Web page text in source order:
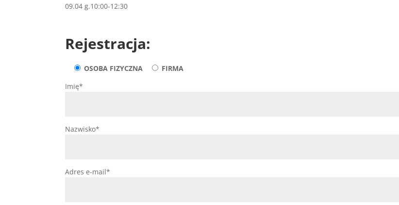
09.04 g.10:00-12:30
Rejestracja:
OSOBA FIZYCZNA
FIRMA
Imię*
Nazwisko*
Adres e-mail*